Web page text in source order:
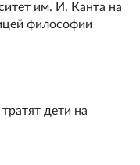
им. И. Канта на
философии
дети на